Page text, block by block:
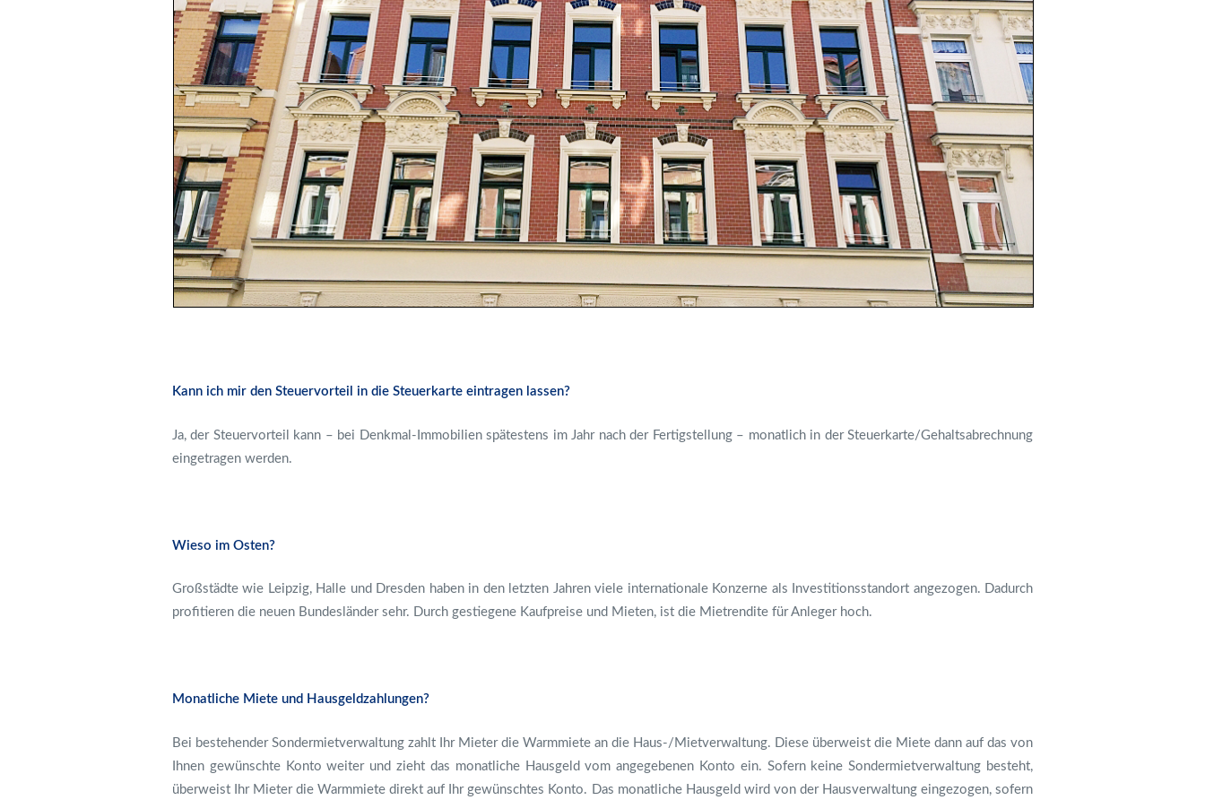
Kann ich mir den Steuervorteil in die Steuerkarte eintragen lassen?
Ja, der Steuervorteil kann – bei Denkmal-Immobilien spätestens im Jahr nach der Fertigstellung – monatlich in der Steuerkarte/Gehaltsabrechnung
eingetragen werden.
Wieso im Osten?
Großstädte wie Leipzig, Halle und Dresden haben in den letzten Jahren viele internationale Konzerne als Investitionsstandort angezogen. Dadurch
profitieren die neuen Bundesländer sehr. Durch gestiegene Kaufpreise und Mieten, ist die Mietrendite für Anleger hoch.
Monatliche Miete und Hausgeldzahlungen?
Bei bestehender Sondermietverwaltung zahlt Ihr Mieter die Warmmiete an die Haus-/Mietverwaltung. Diese überweist die Miete dann auf das von
Ihnen gewünschte Konto weiter und zieht das monatliche Hausgeld vom angegebenen Konto ein. Sofern keine Sondermietverwaltung besteht,
überweist Ihr Mieter die Warmmiete direkt auf Ihr gewünschtes Konto. Das monatliche Hausgeld wird von der Hausverwaltung eingezogen, sofern